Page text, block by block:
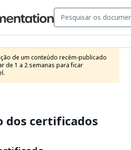
de um conteúdo recém-publicado
de 1 a 2 semanas para ficar
dos certificados